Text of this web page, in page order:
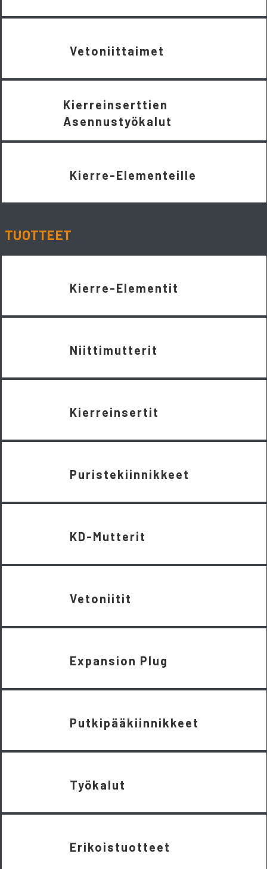
Vetoniittaimet
Kierreinserttien
Asennustyökalut
Kierre-Elementeille
TUOTTEET
Kierre-Elementit
Niittimutterit
Kierreinsertit
Puristekiinnikkeet
KD-Mutterit
Vetoniitit
Expansion Plug
Putkipääkiinnikkeet
Työkalut
Erikoistuotteet